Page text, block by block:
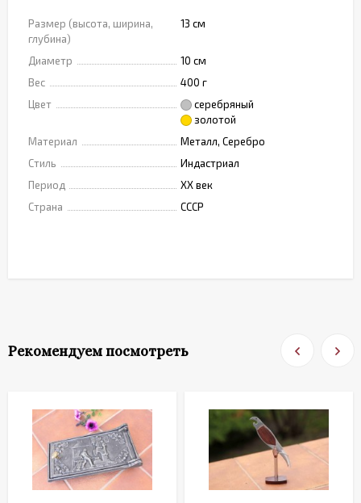
Размер (высота, ширина,
глубина)
13 см
Диаметр
10 см
Вес
400 г
Цвет
серебряный
золотой
Материал
Металл, Серебро
Стиль
Индастриал
Период
XX век
Страна
СССР
Рекомендуем посмотреть